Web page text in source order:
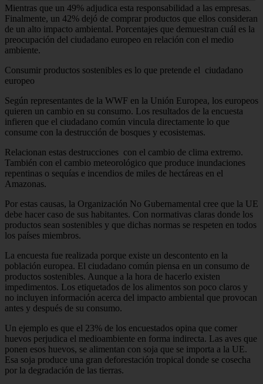
Mientras que un 49% adjudica esta responsabilidad a las empresas.
Finalmente, un 42% dejó de comprar productos que ellos consideran
de un alto impacto ambiental. Porcentajes que demuestran cuál es la
preocupación del ciudadano europeo en relación con el medio
ambiente.
Consumir productos sostenibles es lo que pretende el ciudadano
europeo
Según representantes de la WWF en la Unión Europea, los europeos
quieren un cambio en su consumo. Los resultados de la encuesta
infieren que el ciudadano común vincula directamente lo que
consume con la destrucción de bosques y ecosistemas.
Relacionan estas destrucciones con el cambio de clima extremo.
También con el cambio meteorológico que produce inundaciones
repentinas o sequías e incendios de miles de hectáreas en el
Amazonas.
Por estas causas, la Organización No Gubernamental cree que la UE
debe hacer caso de sus habitantes. Con normativas claras donde los
productos sean sostenibles y que dichas normas se respeten en todos
los países miembros.
La encuesta fue realizada porque existe un descontento en la
población europea. El ciudadano común piensa en un consumo de
productos sostenibles. Aunque a la hora de hacerlo existen
impedimentos. Los etiquetados de los alimentos son poco claros y
no incluyen información acerca del impacto ambiental que provocan
antes y después de su consumo.
Un ejemplo es que el 23% de los encuestados opina que comer
huevos perjudica el medioambiente en forma indirecta. Las aves que
ponen esos huevos, se alimentan con soja que se importa a la UE.
Esa soja produce una gran deforestación tropical donde se cosecha
por la degradación de las tierras.